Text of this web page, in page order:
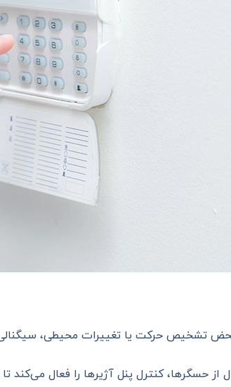
تشخیص حرکت یا تغییرات محیطی، سیگنالی
حسگرها، کنترل پنل آژیرها را فعال می‌کند